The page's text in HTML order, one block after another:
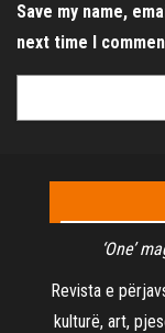
Save my name,
next time I
‘One’
Revista e
kulturë, art,